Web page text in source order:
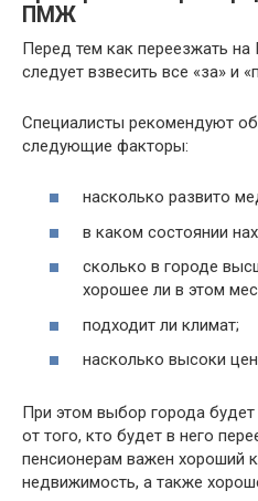
ПМЖ
Перед тем как переезжать
следует взвесить все «за» и
Специалисты рекомендуют
следующие факторы:
насколько развито
в каком состоянии
сколько в городе
хорошее ли в этом
подходит ли климат;
насколько высоки
При этом выбор города
от того, кто будет в него
пенсионерам важен хороший
недвижимость, а также